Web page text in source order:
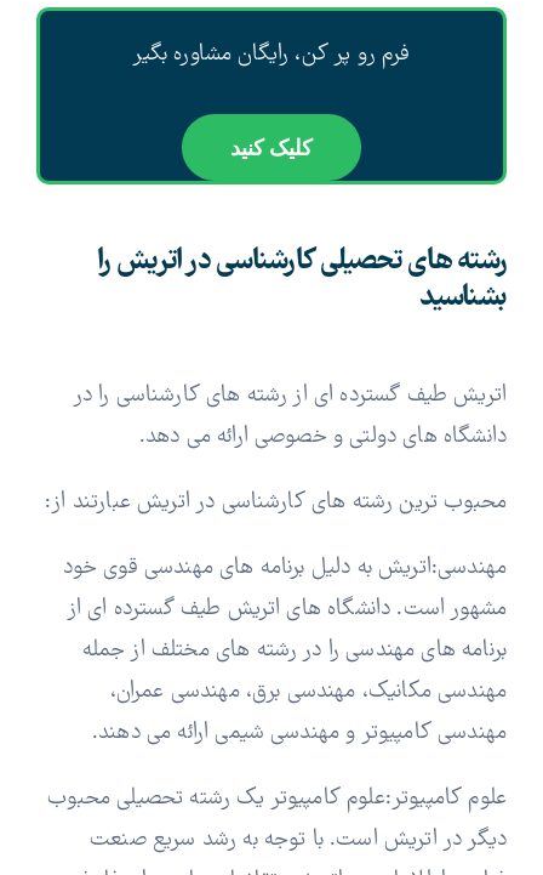
فرم رو پر کن، رایگان مشاوره بگیر
کلیک کنید
رشته های تحصیلی کارشناسی در اتریش را
بشناسید
اتریش طیف گسترده ای از رشته های کارشناسی را در
دانشگاه های دولتی و خصوصی ارائه می دهد.
محبوب ترین رشته های کارشناسی در اتریش عبارتند از:
مهندسی:اتریش به دلیل برنامه های مهندسی قوی خود
مشهور است. دانشگاه های اتریش طیف گسترده ای از
برنامه های مهندسی را در رشته های مختلف از جمله
مهندسی مکانیک، مهندسی برق، مهندسی عمران،
مهندسی کامپیوتر و مهندسی شیمی ارائه می دهند.
علوم کامپیوتر:علوم کامپیوتر یک رشته تحصیلی محبوب
دیگر در اتریش است. با توجه به رشد سریع صنعت